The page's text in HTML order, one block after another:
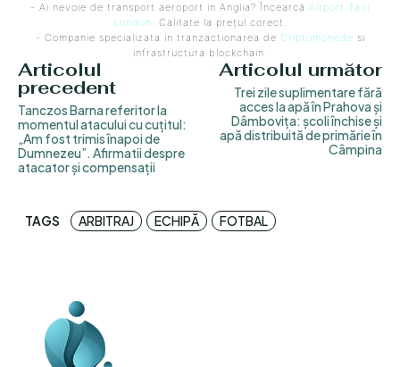
- Ai nevoie de transport aeroport in Anglia? Încearcă Airport Taxi
London. Calitate la prețul corect.
- Companie specializata in tranzactionarea de Criptomonede si
infrastructura blockchain.
Articolul
precedent
Tanczos Barna referitor la
momentul atacului cu cuțitul:
„Am fost trimis înapoi de
Dumnezeu”. Afirmatii despre
atacator și compensații
Articolul următor
Trei zile suplimentare fără
acces la apă în Prahova și
Dâmbovița: școli închise și
apă distribuită de primărie în
Câmpina
TAGS ARBITRAJ ECHIPĂ FOTBAL